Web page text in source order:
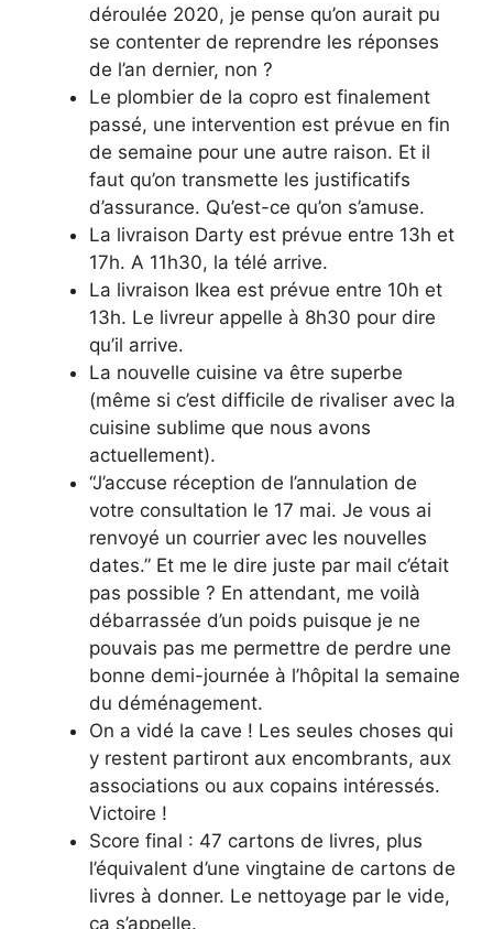
déroulée 2020, je pense qu’on aurait pu
se contenter de reprendre les réponses
de l’an dernier, non ?
Le plombier de la copro est finalement
passé, une intervention est prévue en fin
de semaine pour une autre raison. Et il
faut qu’on transmette les justificatifs
d’assurance. Qu’est-ce qu’on s’amuse.
La livraison Darty est prévue entre 13h et
17h. A 11h30, la télé arrive.
La livraison Ikea est prévue entre 10h et
13h. Le livreur appelle à 8h30 pour dire
qu’il arrive.
La nouvelle cuisine va être superbe
(même si c’est difficile de rivaliser avec la
cuisine sublime que nous avons
actuellement).
“J’accuse réception de l’annulation de
votre consultation le 17 mai. Je vous ai
renvoyé un courrier avec les nouvelles
dates.” Et me le dire juste par mail c’était
pas possible ? En attendant, me voilà
débarrassée d’un poids puisque je ne
pouvais pas me permettre de perdre une
bonne demi-journée à l’hôpital la semaine
du déménagement.
On a vidé la cave ! Les seules choses qui
y restent partiront aux encombrants, aux
associations ou aux copains intéressés.
Victoire !
Score final : 47 cartons de livres, plus
l’équivalent d’une vingtaine de cartons de
livres à donner. Le nettoyage par le vide,
ça s’appelle.